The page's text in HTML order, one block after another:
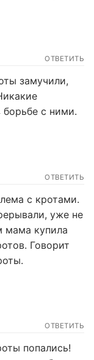
ОТВЕТИТЬ
замучили,
борьбе с ними.
ОТВЕТИТЬ
с кротами.
уже не
мама купила
Говорит
ОТВЕТИТЬ
попались!